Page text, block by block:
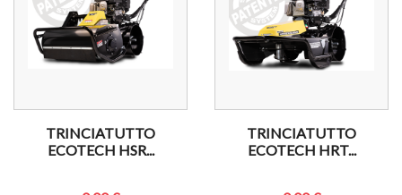
TRINCIATUTTO
ECOTECH HSR...
TRINCIATUTTO
ECOTECH HRT...